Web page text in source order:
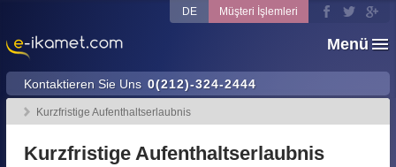
Menü
Kontaktieren Sie Uns 0(212)-324-2444
DE Müşteri İşlemleri
Kurzfristige Aufenthaltserlaubnis
Kurzfristige Aufenthaltserlaubnis